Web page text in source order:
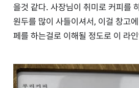
을것 같다. 사장님이 취미로 커피를
원두를 많이 사들이셔서, 이걸 창고
페를 하는걸로 이해될 정도로 이 라